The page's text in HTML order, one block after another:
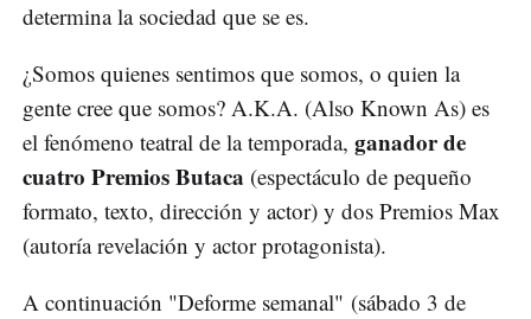
determina la sociedad que se es.
¿Somos quienes sentimos que somos, o quien la
gente cree que somos? A.K.A. (Also Known As) es
el fenómeno teatral de la temporada, ganador de
cuatro Premios Butaca (espectáculo de pequeño
formato, texto, dirección y actor) y dos Premios Max
(autoría revelación y actor protagonista).
A continuación "Deforme semanal" (sábado 3 de